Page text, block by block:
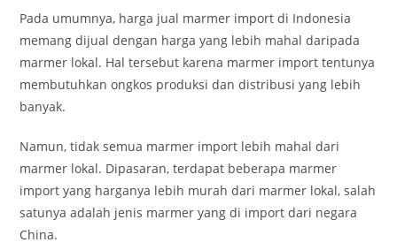
Pada umumnya, harga jual marmer import di Indonesia
memang dijual dengan harga yang lebih mahal daripada
marmer lokal. Hal tersebut karena marmer import tentunya
membutuhkan ongkos produksi dan distribusi yang lebih
banyak.
Namun, tidak semua marmer import lebih mahal dari
marmer lokal. Dipasaran, terdapat beberapa marmer
import yang harganya lebih murah dari marmer lokal, salah
satunya adalah jenis marmer yang di import dari negara
China.